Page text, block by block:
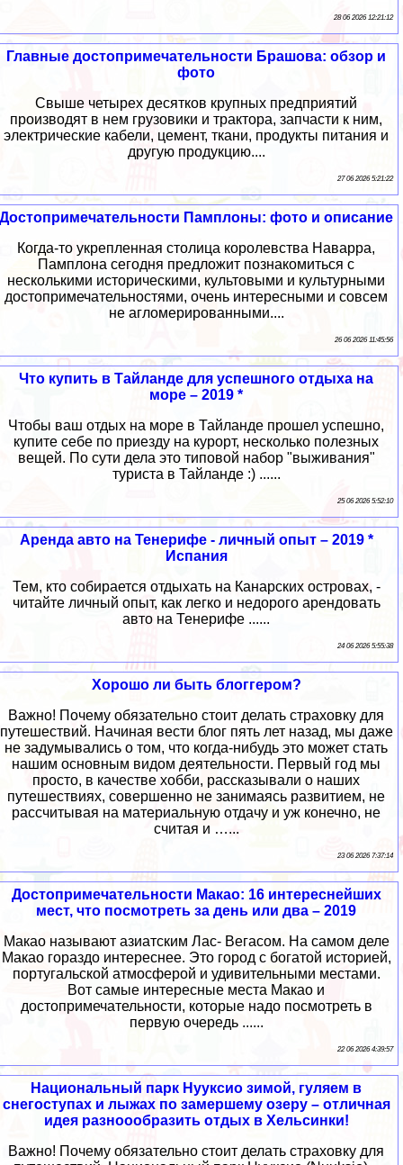
28 06 2026 12:21:12
Главные достопримечательности Брашова: обзор и
фото
Свыше четырех десятков крупных предприятий
производят в нем грузовики и трактора, запчасти к ним,
электрические кабели, цемент, ткани, продукты питания и
другую продукцию....
27 06 2026 5:21:22
Достопримечательности Памплоны: фото и описание
Когда-то укрепленная столица королевства Наварра,
Памплона сегодня предложит познакомиться с
несколькими историческими, культовыми и культурными
достопримечательностями, очень интересными и совсем
не агломерированными....
26 06 2026 11:45:56
Что купить в Тайланде для успешного отдыха на
море – 2019 *
Чтобы ваш отдых на море в Тайланде прошел успешно,
купите себе по приезду на курорт, несколько полезных
вещей. По сути дела это типовой набор "выживания"
туриста в Тайланде :) ......
25 06 2026 5:52:10
Аренда авто на Тенерифе - личный опыт – 2019 *
Испания
Тем, кто собирается отдыхать на Канарских островах, -
читайте личный опыт, как легко и недорого арендовать
авто на Тенерифе ......
24 06 2026 5:55:38
Хорошо ли быть блоггером?
Важно! Почему обязательно стоит делать страховку для
путешествий. Начиная вести блог пять лет назад, мы даже
не задумывались о том, что когда-нибудь это может стать
нашим основным видом деятельности. Первый год мы
просто, в качестве хобби, рассказывали о наших
путешествиях, совершенно не занимаясь развитием, не
рассчитывая на материальную отдачу и уж конечно, не
считая и …...
23 06 2026 7:37:14
Достопримечательности Макао: 16 интереснейших
мест, что посмотреть за день или два – 2019
Макао называют азиатским Лас- Вегасом. На самом деле
Макао гораздо интереснее. Это город с богатой историей,
португальской атмосферой и удивительными местами.
Вот самые интересные места Макао и
достопримечательности, которые надо посмотреть в
первую очередь ......
22 06 2026 4:39:57
Национальный парк Нууксио зимой, гуляем в
снегоступах и лыжах по замершему озеру – отличная
идея разноообразить отдых в Хельсинки!
Важно! Почему обязательно стоит делать страховку для